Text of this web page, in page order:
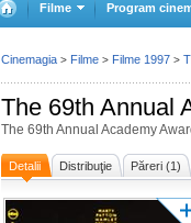
Filme Program
The 69th Annual
The 69th Annual Academy
Detalii Distribuţie Păreri (1)
Cinemagia > Filme > Filme 1997 >